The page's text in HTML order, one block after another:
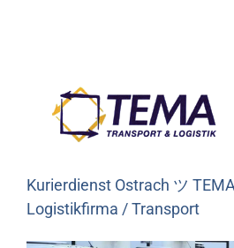
Kurierdienst Ostrach ツ
Logistikfirma / Transport